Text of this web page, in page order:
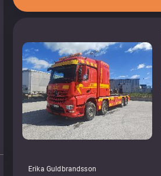
Erika Guldbrandsson